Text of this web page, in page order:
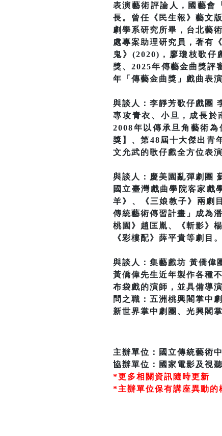
表演藝術評論人，國藝會
長。曾任《民生報》藝文
劇學系研究所畢，台北藝
處專案助理研究員，著有
鬼》(2020)，廖瓊枝歌仔
獎、2025年傳藝金曲獎評
年「傳藝金曲獎」戲曲表
與談人：李靜芳歌仔戲團
專攻青衣、小旦，成長於
2008年以傳承旦角藝術
獎】、第48屆十大傑出青
文允武的歌仔戲全方位表
與談人：慶美園亂彈劇團
國立臺灣戲曲學院客家戲
羊》、《三娘教子》兩劇
傳統藝術傳習計畫」成為
桃園》趙匡胤、《斬影》
《彩樓配》薛平貴等劇目
與談人：集藝戲坊 黃僑偉
黃僑偉先生近年製作各種
布袋戲的演師，並具備導
問之職：五洲桃興閣掌中
新世界掌中劇團、光興閣
主辦單位：國立傳統藝術
協辦單位：國家電影及視
*更多相關資訊隨時更新
*主辦單位保有講座異動的